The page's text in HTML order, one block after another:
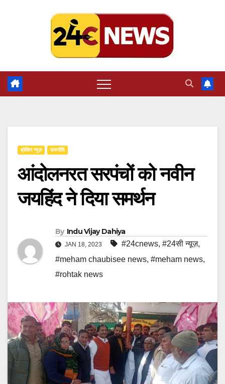
ब्रेकिंग न्यूज़ राजनीति
आंदोलनरत सरपंचों को नवीन
जयहिंद ने दिया समर्थन
By Indu Vijay Dahiya
JAN 18, 2023 #24cnews, #24सी न्यूज़,
#meham chaubisee news, #meham news,
#rohtak news